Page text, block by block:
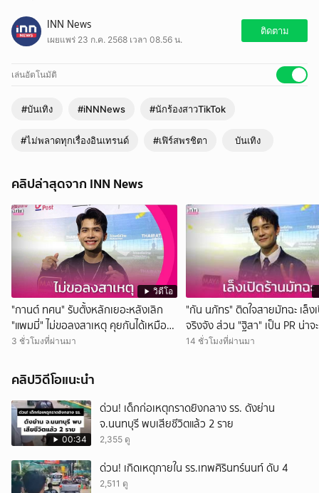
“เฟิร์ส พรชิตา” เผยรอทุกอย่างชัดเจน จะออกมาพูดทีเดียว อัปเดตสภาพ
จิตใจยังไม่ดี ปมโดนโยงแอบแซ่บสามีคนอื่น
ซึ่งล่าสุดทางด้านข่าวสดได้ต่อสายตรงไปถามไถ่เรื่องราวที่เกิดขึ้น โดยสาว
สัมภาษณ์เพราะว่าบางเรื่องยังไม่ตรงกับตน ตอนนี้ก็กำลังเคลียร์ลำดับ
เหตุการณ์อยู่ เพราะถ้าให้สัมภาษณ์ต้องจบเลย ยืนยันว่ารอให้ทุกอย่างมัน
ดี เพราะตนไม่เคยเจอเหตุการณ์แบบนี้ ไม่เคยโดนดราม่าหนักขนาดนี้ เลย
INN News
เผยแพร่ 23 ก.ค. 2568 เวลา 08.56 น.
ติดตาม
เล่นอัตโนมัติ
#บันเทิง #iNNNews #นักร้องสาวTikTok
#ไม่พลาดทุกเรื่องอินเทรนด์ #เฟิร์สพรชิตา บันเทิง
คลิปล่าสุดจาก INN News
วิดีโอ
"กานต์ ทศน" รับตั้งหลักเยอะหลังเลิก
"แพมมี่" ไม่ขอลงสาเหตุ คุยกันได้เหมือน
เดิม
3 ชั่วโมงที่ผ่านมา
"กัน นภัทร" ติดใจสายมัทฉะ เล็ง
จริงจัง ส่วน "ฐิสา" เป็น PR น่าจะ
กว่า
14 ชั่วโมงที่ผ่านมา
คลิปวิดีโอแนะนำ
00:34
ด่วน! เด็กก่อเหตุกราดยิงกลาง รร. ดังย่าน
จ.นนทบุรี พบเสียชีวิตแล้ว 2 ราย
2,355 ดู
ด่วน! เกิดเหตุภายใน รร.เทพศิรินทร์นนท์ ดับ 4
2,511 ดู